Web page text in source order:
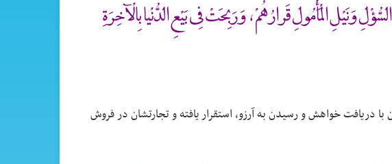
وَنَيْلِ الْمَأْمُولِ قَرارُهُمْ ، وَرَبِحَتْ فِى بَيْعِ الدُّنْيا بِالْآخِرَةِ
دریافت خواهش و رسیدن به آرزو، استقرار یافته و تجارتشان در فروش